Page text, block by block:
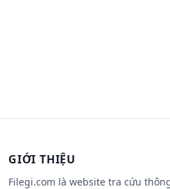
GIỚI THIỆU
Filegi.com là website tra cứu